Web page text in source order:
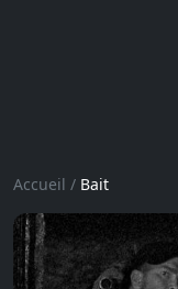
Accueil / Bait